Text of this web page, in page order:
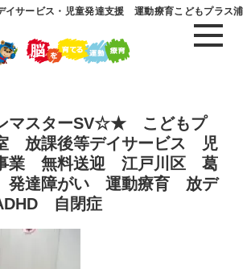
イサービス・児童発達支援 運動療育こどもプラス浦
マスターSV☆★ こどもプ
放課後等デイサービス 児
業 無料送迎 江戸川区 葛
達障がい 運動療育 放デ
自閉症